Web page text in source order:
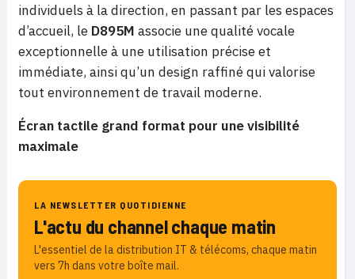
individuels à la direction, en passant par les espaces
d’accueil, le D895M associe une qualité vocale
exceptionnelle à une utilisation précise et
immédiate, ainsi qu’un design raffiné qui valorise
tout environnement de travail moderne.
Écran tactile grand format pour une visibilité
maximale
LA NEWSLETTER QUOTIDIENNE
L'actu du channel chaque matin
L'essentiel de la distribution IT & télécoms, chaque matin
vers 7h dans votre boîte mail.